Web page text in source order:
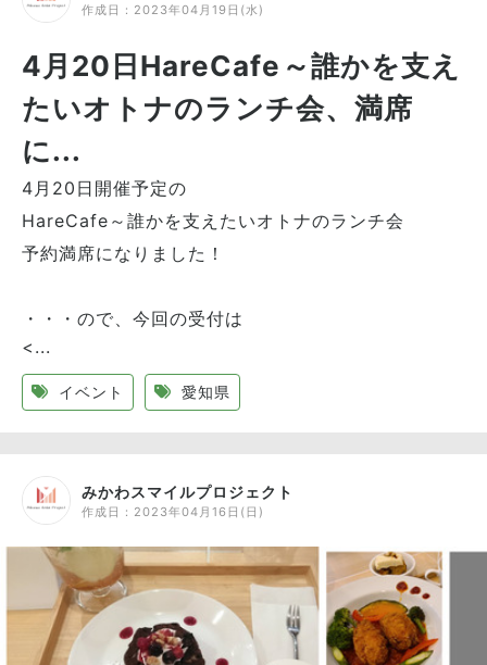
作成日： 2023年04月19日(水)
4月20日HareCafe～誰かを支え
たいオトナのランチ会、満席
に...
4月20日開催予定の
HareCafe～誰かを支えたいオトナのランチ会
予約満席になりました！
・・・ので、今回の受付は
<...
イベント 愛知県
みかわスマイルプロジェクト
作成日： 2023年04月16日(日)